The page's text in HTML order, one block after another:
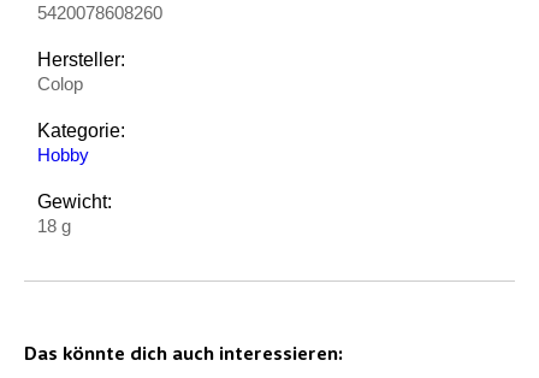
5420078608260
Hersteller:
Colop
Kategorie:
Hobby
Gewicht:
18 g
Das könnte dich auch interessieren: